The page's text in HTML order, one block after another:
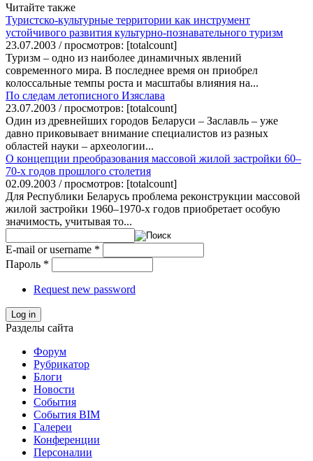
Читайте также
Туристско-культурные территории как инструмент
устойчивого развития культурно-познавательного туризм
23.07.2003 / просмотров: [totalcount]
Туризм – одно из наиболее динамичных явлений
современного мира. В последнее время он приобрел
колоссальные темпы роста и масштабы влияния на...
По следам летописного Изяслава
23.07.2003 / просмотров: [totalcount]
Один из древнейших городов Беларуси – Заславль – уже
давно приковывает внимание специалистов из разных
областей науки – археологии...
О концепции преобразования массовой жилой застройки 60–
70-х годов прошлого столетия
02.09.2003 / просмотров: [totalcount]
Для Республики Беларусь проблема реконструкции массовой
жилой застройки 1960–1970-х годов приобретает особую
значимость, учитывая то...
E-mail or username *
Пароль *
Request new password
Log in
Разделы сайта
Форум
Рубрикатор
Блоги
Новости
События
События BIM
Галереи
Конференции
Персоналии